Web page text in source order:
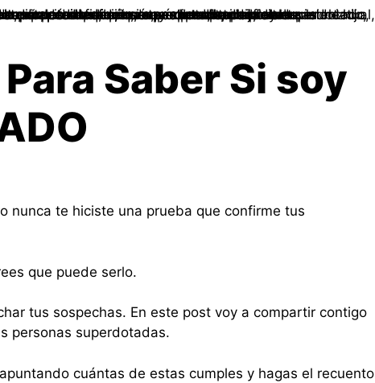
Saber Si soy
nunca te hiciste una prueba que confirme tus
que puede serlo.
tus sospechas. En este post voy a compartir contigo
personas superdotadas.
cuántas de estas cumples y hagas el recuento